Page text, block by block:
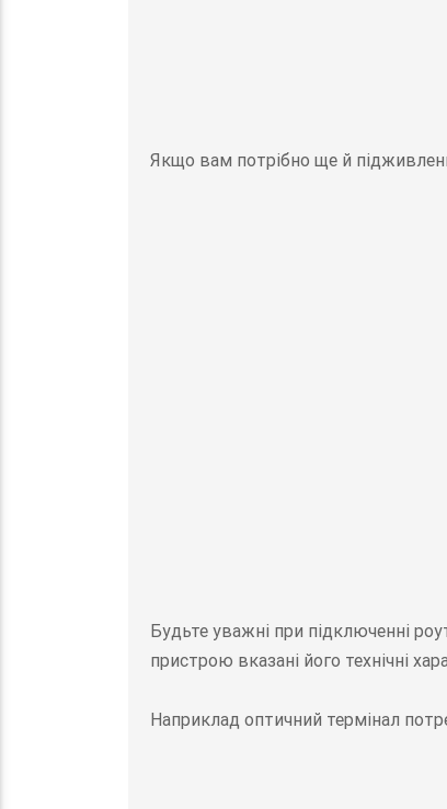
Якщо вам потрібно ще й
Будьте уважні при підключенні
пристрою вказані його технічні
Наприклад оптичний термінал